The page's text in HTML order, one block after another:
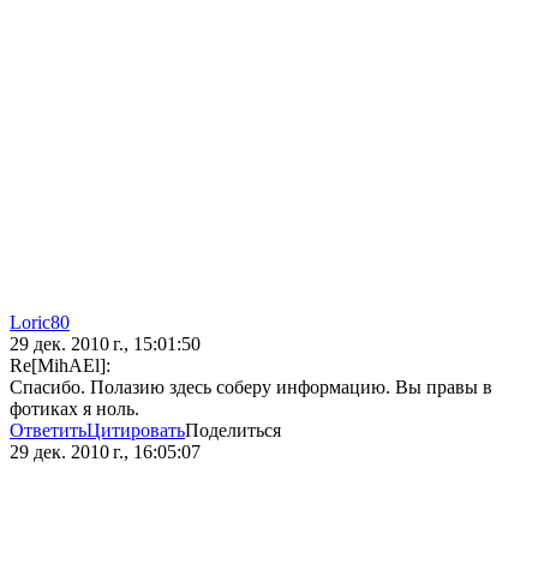
Loric80
29 дек. 2010 г., 15:01:50
Re[MihAEl]:
Спасибо. Полазию здесь соберу информацию. Вы правы в
фотиках я ноль.
ОтветитьЦитироватьПоделиться
29 дек. 2010 г., 16:05:07